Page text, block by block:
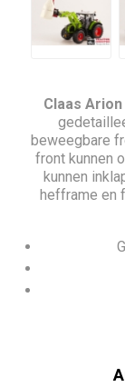
Claas
beweegbare
front kunnen
kunnen
hefframe en